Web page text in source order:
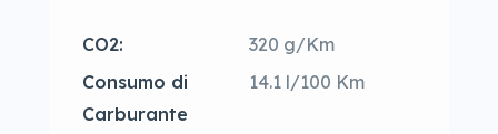
CO2:
320 g/Km
Consumo di
Carburante
14.1 l/100 Km